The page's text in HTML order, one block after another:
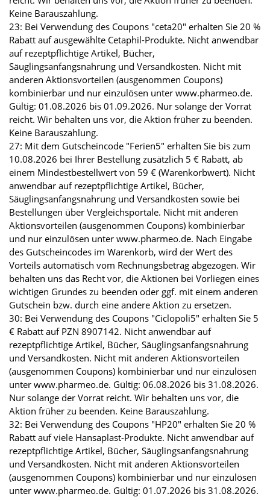
Keine Barauszahlung.
23: Bei Verwendung des Coupons "ceta20" erhalten Sie 20 %
Rabatt auf ausgewählte Cetaphil-Produkte. Nicht anwendbar
auf rezeptpflichtige Artikel, Bücher,
Säuglingsanfangsnahrung und Versandkosten. Nicht mit
anderen Aktionsvorteilen (ausgenommen Coupons)
kombinierbar und nur einzulösen unter www.pharmeo.de.
Gültig: 01.08.2026 bis 01.09.2026. Nur solange der Vorrat
reicht. Wir behalten uns vor, die Aktion früher zu beenden.
Keine Barauszahlung.
27: Mit dem Gutscheincode "Ferien5" erhalten Sie bis zum
10.08.2026 bei Ihrer Bestellung zusätzlich 5 € Rabatt, ab
einem Mindestbestellwert von 59 € (Warenkorbwert). Nicht
anwendbar auf rezeptpflichtige Artikel, Bücher,
Säuglingsanfangsnahrung und Versandkosten sowie bei
Bestellungen über Vergleichsportale. Nicht mit anderen
Aktionsvorteilen (ausgenommen Coupons) kombinierbar
und nur einzulösen unter www.pharmeo.de. Nach Eingabe
des Gutscheincodes im Warenkorb, wird der Wert des
Vorteils automatisch vom Rechnungsbetrag abgezogen. Wir
behalten uns das Recht vor, die Aktionen bei Vorliegen eines
wichtigen Grundes zu beenden oder ggf. mit einem anderen
Gutschein bzw. durch eine andere Aktion zu ersetzen.
30: Bei Verwendung des Coupons "Ciclopoli5" erhalten Sie 5
€ Rabatt auf PZN 8907142. Nicht anwendbar auf
rezeptpflichtige Artikel, Bücher, Säuglingsanfangsnahrung
und Versandkosten. Nicht mit anderen Aktionsvorteilen
(ausgenommen Coupons) kombinierbar und nur einzulösen
unter www.pharmeo.de. Gültig: 06.08.2026 bis 31.08.2026.
Nur solange der Vorrat reicht. Wir behalten uns vor, die
Aktion früher zu beenden. Keine Barauszahlung.
32: Bei Verwendung des Coupons "HP20" erhalten Sie 20 %
Rabatt auf viele Hansaplast-Produkte. Nicht anwendbar auf
rezeptpflichtige Artikel, Bücher, Säuglingsanfangsnahrung
und Versandkosten. Nicht mit anderen Aktionsvorteilen
(ausgenommen Coupons) kombinierbar und nur einzulösen
unter www.pharmeo.de. Gültig: 01.07.2026 bis 31.08.2026.